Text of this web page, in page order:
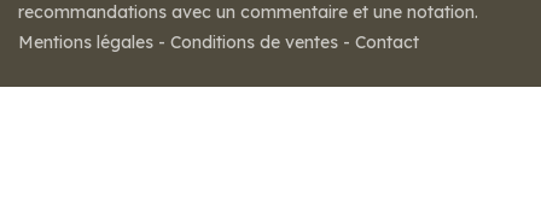
recommandations avec un commentaire et une notation.
Mentions légales - Conditions de ventes - Contact